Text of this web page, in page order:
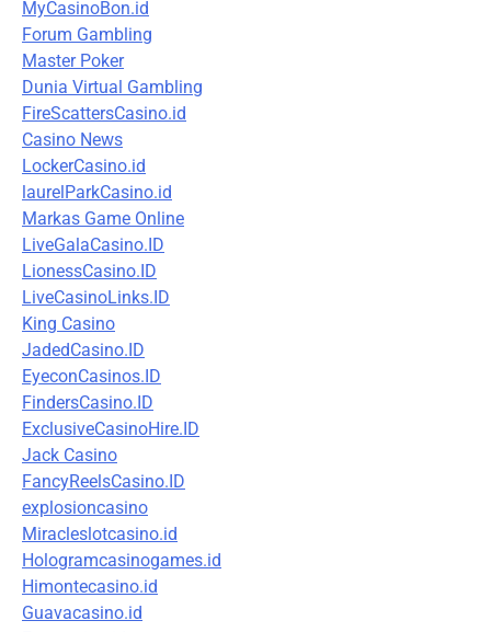
MyCasinoBon.id
Forum Gambling
Master Poker
Dunia Virtual Gambling
FireScattersCasino.id
Casino News
LockerCasino.id
laurelParkCasino.id
Markas Game Online
LiveGalaCasino.ID
LionessCasino.ID
LiveCasinoLinks.ID
King Casino
JadedCasino.ID
EyeconCasinos.ID
FindersCasino.ID
ExclusiveCasinoHire.ID
Jack Casino
FancyReelsCasino.ID
explosioncasino
Miracleslotcasino.id
Hologramcasinogames.id
Himontecasino.id
Guavacasino.id